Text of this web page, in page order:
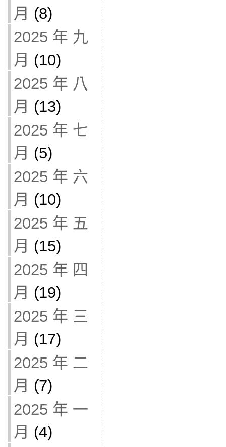
月 (8)
2025 年 九
月 (10)
2025 年 八
月 (13)
2025 年 七
月 (5)
2025 年 六
月 (10)
2025 年 五
月 (15)
2025 年 四
月 (19)
2025 年 三
月 (17)
2025 年 二
月 (7)
2025 年 一
月 (4)